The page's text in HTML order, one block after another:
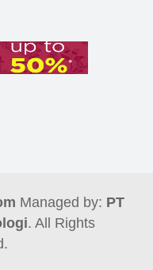
Managed by: PT
. All Rights